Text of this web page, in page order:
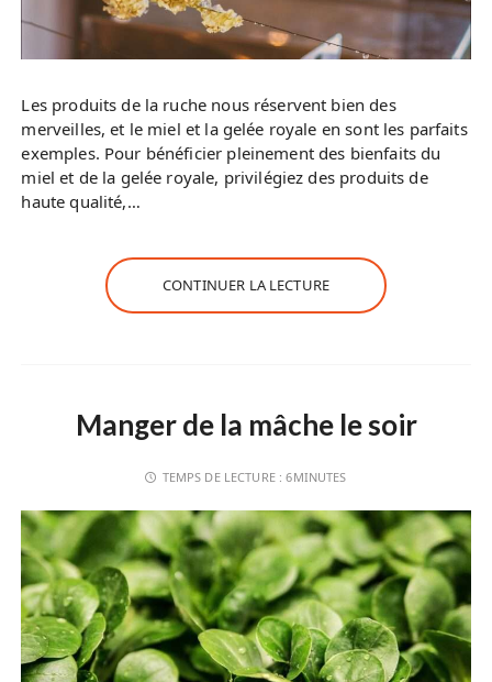
Les produits de la ruche nous réservent bien des
merveilles, et le miel et la gelée royale en sont les parfaits
exemples. Pour bénéficier pleinement des bienfaits du
miel et de la gelée royale, privilégiez des produits de
haute qualité,…
CONTINUER LA LECTURE
Manger de la mâche le soir
TEMPS DE LECTURE :6MINUTES